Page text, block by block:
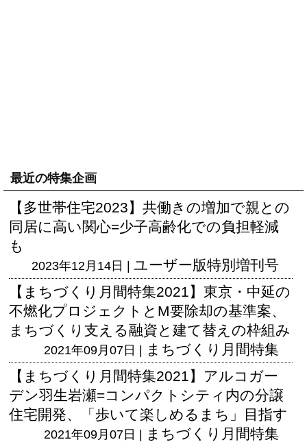
最近の特集企画
【多世帯住宅2023】共働きの増加で親との
同居に高い関心=少子高齢化での負担軽減
も
2023年12月14日 | ユーザー版特別増刊号
【まちづくり月間特集2021】東京・中延の
不燃化プロジェクトとM要除却の基準案、
まちづくり支える融資と建て替えの枠組み
2021年09月07日 |
まちづくり月間特集
【まちづくり月間特集2021】アルコガー
デン羽生岩瀬=コンパクトシティ内の分譲
住宅開発、「歩いて楽しめるまち」目指す
2021年09月07日 |
まちづくり月間特集